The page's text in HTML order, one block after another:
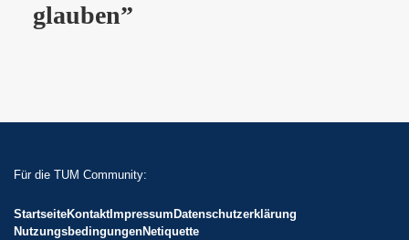
glauben”
Für die TUM Community:
StartseiteKontaktImpressum Datenschutzerklärung
NutzungsbedingungenNetiquette